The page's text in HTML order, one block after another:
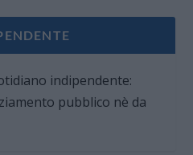
indipendente:
pubblico nè da